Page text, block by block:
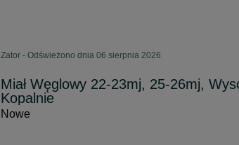
Zator - Odświeżono dnia 06 sierpnia 2026
Miał Węglowy 22-23mj, 25-26mj,
Kopalnie
Nowe